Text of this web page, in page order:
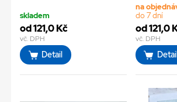
skladem
od 121,0 Kč
vč. DPH
Detail
na
do 7 dní
od 121,0
vč. DPH
Detail